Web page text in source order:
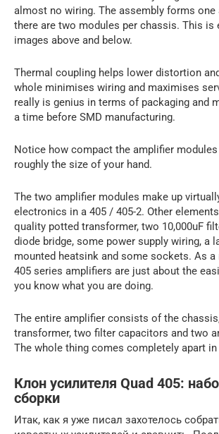
almost no wiring. The assembly forms one
there are two modules per chassis. This is
images above and below.
Thermal coupling helps lower distortion
whole minimises wiring and maximises
really is genius in terms of packaging and
a time before SMD manufacturing.
Notice how compact the amplifier modules
roughly the size of your hand.
The two amplifier modules make up
electronics in a 405 / 405-2. Other
quality potted transformer, two 10,000uF
diode bridge, some power supply wiring, a
mounted heatsink and some sockets. As a
405 series amplifiers are just about the
you know what you are doing.
The entire amplifier consists of the
transformer, two filter capacitors and two
The whole thing comes completely apart
Клон усилителя Quad 405:
сборки
Итак, как я уже писал захотелось